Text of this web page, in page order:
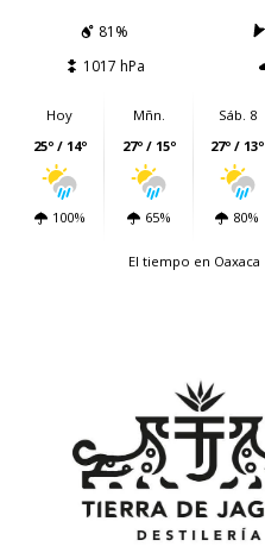
81%
1017 hPa
Hoy
25º / 14º
100%
Mñn.
27º / 15º
65%
Sáb. 8
27º / 13º
80%
El tiempo en Oaxaca